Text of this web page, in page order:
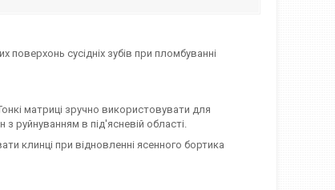
поверхонь сусідніх зубів при пломбуванні
матриці зручно використовувати для
руйнуванням в під'ясневій області.
клинці при відновленні ясенного бортика